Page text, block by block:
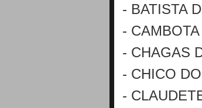
- BATISTA
- CAMBOTA
- CHAGAS
- CHICO
-